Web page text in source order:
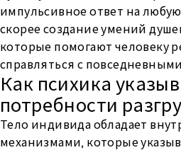
импульсивное ответ на
скорее создание умений
которые помогают человеку
справляться с
Как психика
потребности
Тело индивида обладает
механизмами, которые